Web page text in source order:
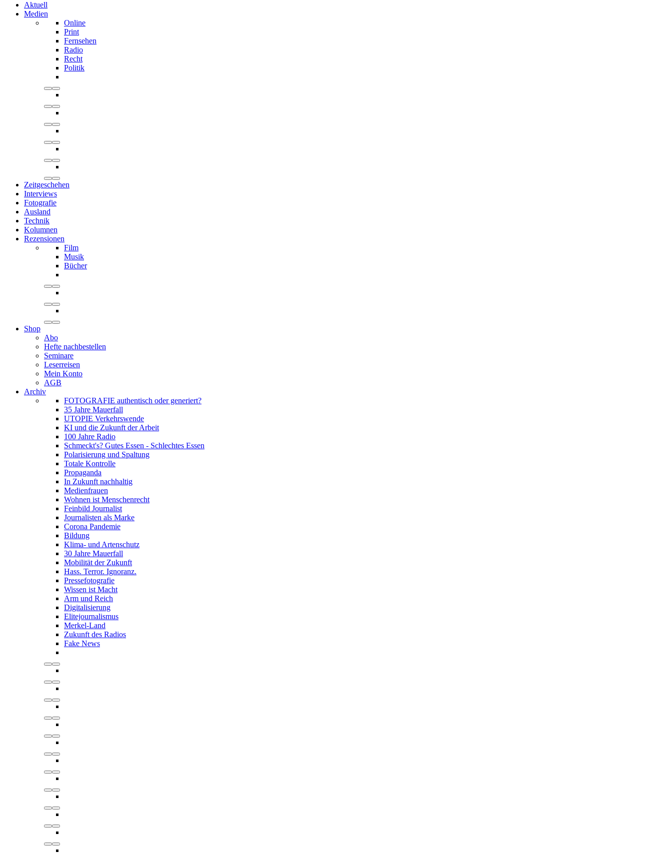
Aktuell
Medien
Online
Print
Fernsehen
Radio
Recht
Politik
Zeitgeschehen
Interviews
Fotografie
Ausland
Technik
Kolumnen
Rezensionen
Film
Musik
Bücher
Shop
Abo
Hefte nachbestellen
Seminare
Leserreisen
Mein Konto
AGB
Archiv
FOTOGRAFIE authentisch oder generiert?
35 Jahre Mauerfall
UTOPIE Verkehrswende
KI und die Zukunft der Arbeit
100 Jahre Radio
Schmeckt's? Gutes Essen - Schlechtes Essen
Polarisierung und Spaltung
Totale Kontrolle
Propaganda
In Zukunft nachhaltig
Medienfrauen
Wohnen ist Menschenrecht
Feinbild Journalist
Journalisten als Marke
Corona Pandemie
Bildung
Klima- und Artenschutz
30 Jahre Mauerfall
Mobilität der Zukunft
Hass. Terror. Ignoranz.
Pressefotografie
Wissen ist Macht
Arm und Reich
Digitalisierung
Elitejournalismus
Merkel-Land
Zukunft des Radios
Fake News